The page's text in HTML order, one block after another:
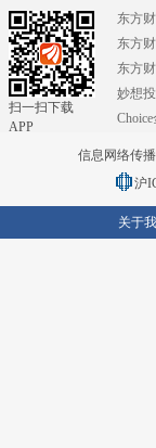
扫一扫下载
APP
东方
东方
东方
妙想
信息网络传
沪
关于